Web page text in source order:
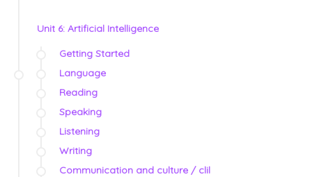
Unit 6: Artificial Intelligence
Getting Started
Language
Reading
Speaking
Listening
Writing
Communication and culture / clil